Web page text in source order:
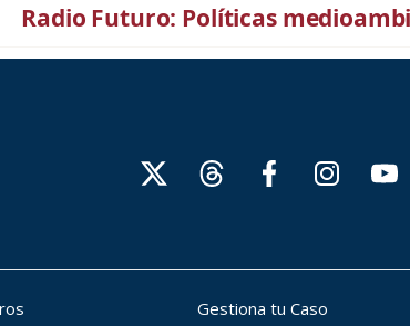
Radio Futuro: Políticas